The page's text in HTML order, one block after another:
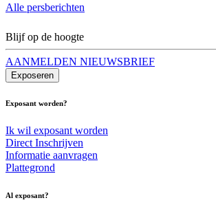
Alle persberichten
Blijf op de hoogte
AANMELDEN NIEUWSBRIEF
Exposeren
Exposant worden?
Ik wil exposant worden
Direct Inschrijven
Informatie aanvragen
Plattegrond
Al exposant?